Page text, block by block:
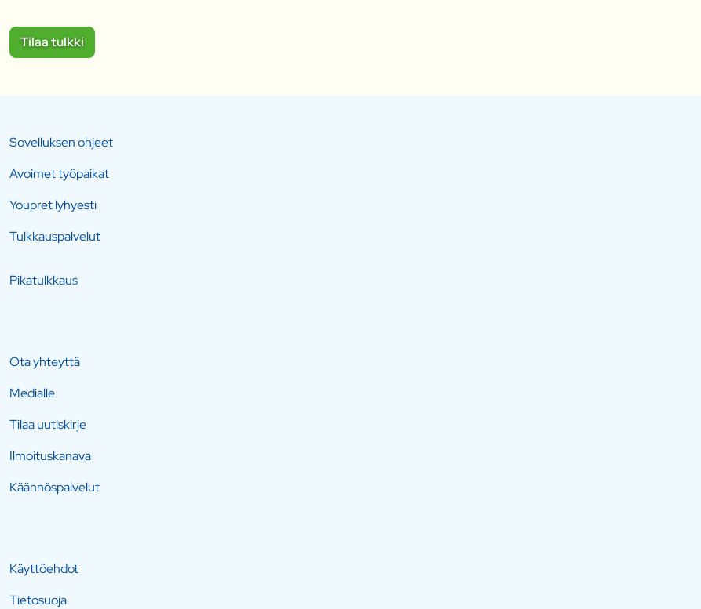
Tilaa tulkki
Sovelluksen ohjeet
Avoimet työpaikat
Youpret lyhyesti
Tulkkauspalvelut
Pikatulkkaus
Ota yhteyttä
Medialle
Tilaa uutiskirje
Ilmoituskanava
Käännöspalvelut
Käyttöehdot
Tietosuoja